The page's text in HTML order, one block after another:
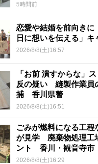
5時間前
恋愛や結婚を前向き
日に想いを伝える」キ
2026/8/8(土)16:57
「お前 潰すからな」
反の疑い 縫製作業員
捕 香川県警
2026/8/8(土)16:51
ごみが燃料になる工程
が見学 廃棄物処理工
ント 香川・観音寺市
2026/8/8(土)16:29